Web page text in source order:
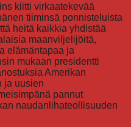
kiitti virkaatekevää
tiiminsä ponnisteluista
heitä kaikkia yhdistää
maanviljelijöitä,
elämäntapaa ja
mukaan presidentti
Amerikan
ja uusien
pannut
naudanlihateollisuuden